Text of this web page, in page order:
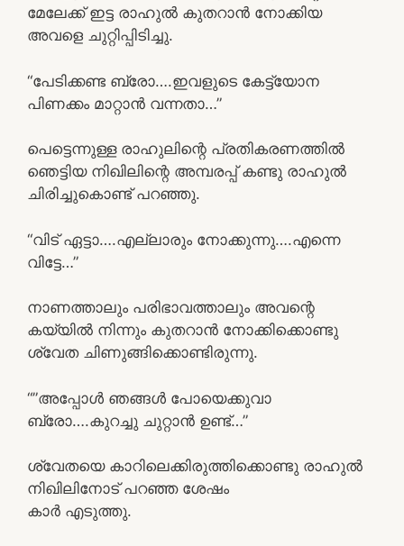
മേലേക്ക് ഇട്ട രാഹുൽ കുതറാൻ നോക്കിയ
അവളെ ചുറ്റിപ്പിടിച്ചു.
“പേടിക്കണ്ട ബ്രോ….ഇവളുടെ കേട്ട്യോന
പിണക്കം മാറ്റാൻ വന്നതാ…”
പെട്ടെന്നുള്ള രാഹുലിന്റെ പ്രതികരണത്തിൽ
ഞെട്ടിയ നിഖിലിന്റെ അമ്പരപ്പ് കണ്ടു രാഹുൽ
ചിരിച്ചുകൊണ്ട് പറഞ്ഞു.
“വിട് ഏട്ടാ….എല്ലാരും നോക്കുന്നു….എന്നെ
വിട്ടേ…”
നാണത്താലും പരിഭാവത്താലും അവന്റെ
കയ്യിൽ നിന്നും കുതറാൻ നോക്കിക്കൊണ്ടു
ശ്വേത ചിണുങ്ങിക്കൊണ്ടിരുന്നു.
“”അപ്പോൾ ഞങ്ങൾ പോയെക്കുവാ
ബ്രോ….കുറച്ചു ചുറ്റാൻ ഉണ്ട്…”
ശ്വേതയെ കാറിലെക്കിരുത്തിക്കൊണ്ടു രാഹുൽ
നിഖിലിനോട് പറഞ്ഞ ശേഷം
കാർ എടുത്തു.